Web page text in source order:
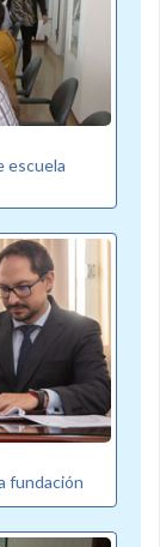
escuela
fundación